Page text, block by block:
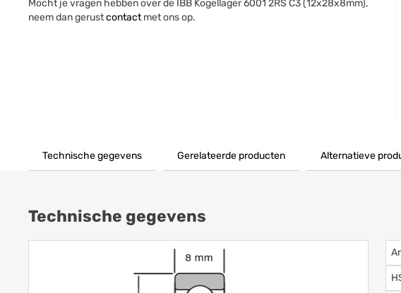
Mocht je vragen hebben over de IBB Kogellager 6001 2RS C3 (12x28x8mm),
neem dan gerustcontactmet ons op.
Technische gegevens Gerelateerde producten Alternatieve
Technische gegevens